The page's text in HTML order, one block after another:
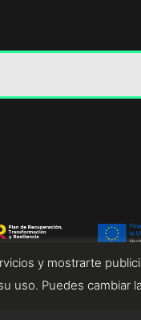
y mostrarte
uso. Puedes cambiar